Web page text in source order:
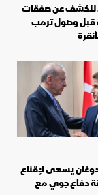
للكشف عن صفقات
وصول ترمب
يسعى لإقناع
دفاع جوي مع